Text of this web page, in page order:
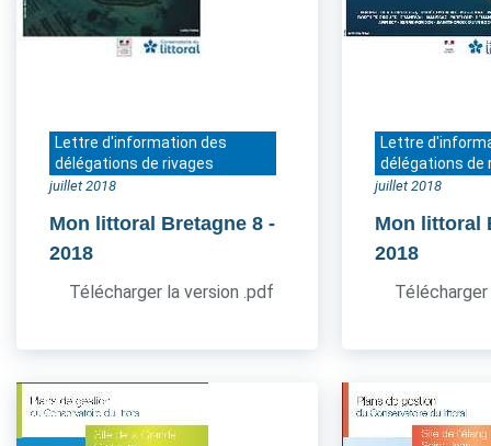
Lettre d'information des
délégations de rivages
juillet 2018
Mon littoral Bretagne 8 -
2018
Télécharger la version .pdf
Lettre
délégations de
juillet 2018
Mon littoral
2018